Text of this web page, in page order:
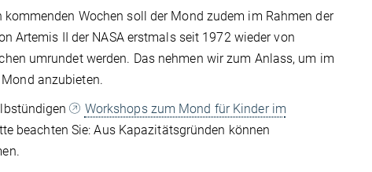
kommenden Wochen soll der Mond zudem im Rahmen der
Artemis II der NASA erstmals seit 1972 wieder von
umrundet werden. Das nehmen wir zum Anlass, um im
anzubieten.
Workshops zum Mond für Kinder im
beachten Sie: Aus Kapazitätsgründen können